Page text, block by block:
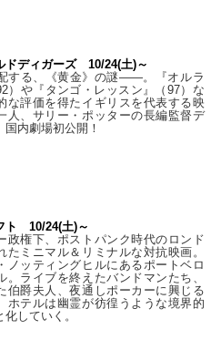
ドディガーズ 10/24(土)～
する、《黄金》の謎――。『オルラ
）や『タンゴ・レッスン』（97）な
な評価を得たイギリスを代表する映
人、サリー・ポッターの長編監督デ
国内劇場初公開！
ト 10/24(土)～
政権下、ポストパンク時代のロンド
たミニマル＆リミナルな対抗映画。
ノッティングヒルにあるポートベロ
。ライブを終えたバンドマンたち、
伯爵夫人、夜通しポーカーに興じる
ホテルは幽霊が彷徨うような境界的
していく。